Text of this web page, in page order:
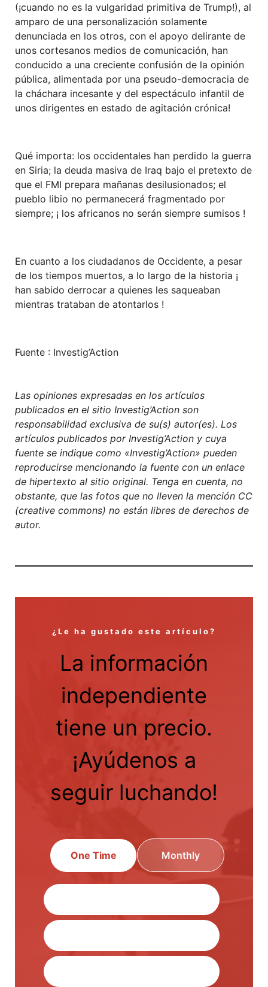
(¡cuando no es la vulgaridad primitiva de Trump!), al
amparo de una personalización solamente
denunciada en los otros, con el apoyo delirante de
unos cortesanos medios de comunicación, han
conducido a una creciente confusión de la opinión
pública, alimentada por una pseudo-democracia de
la cháchara incesante y del espectáculo infantil de
unos dirigentes en estado de agitación crónica!
Qué importa: los occidentales han perdido la guerra
en Siria; la deuda masiva de Iraq bajo el pretexto de
que el FMI prepara mañanas desilusionados; el
pueblo libio no permanecerá fragmentado por
siempre; ¡ los africanos no serán siempre sumisos !
En cuanto a los ciudadanos de Occidente, a pesar
de los tiempos muertos, a lo largo de la historia ¡
han sabido derrocar a quienes les saqueaban
mientras trataban de atontarlos !
Fuente : Investig’Action
Las opiniones expresadas en los artículos
publicados en el sitio Investig’Action son
responsabilidad exclusiva de su(s) autor(es). Los
artículos publicados por Investig’Action y cuya
fuente se indique como «Investig’Action» pueden
reproducirse mencionando la fuente con un enlace
de hipertexto al sitio original. Tenga en cuenta, no
obstante, que las fotos que no lleven la mención CC
(creative commons) no están libres de derechos de
autor.
¿Le ha gustado este artículo?
La información
independiente
tiene un precio.
¡Ayúdenos a
seguir luchando!
One Time Monthly